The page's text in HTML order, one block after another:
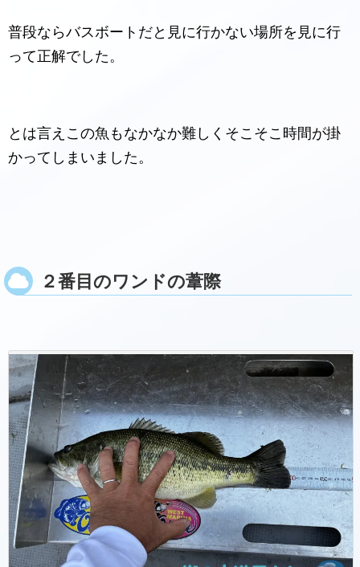
普段ならバスボートだと見に行かない場所を見に行
って正解でした。
とは言えこの魚もなかなか難しくそこそこ時間が掛
かってしまいました。
２番目のワンドの葦際